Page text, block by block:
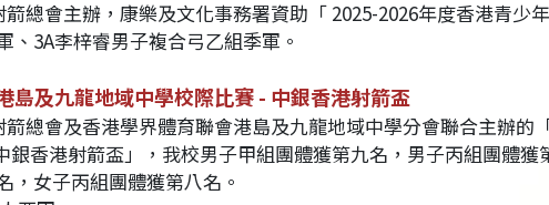
總會主辦，康樂及文化事務署資助「 2025-2026年度香港青少
、3A李梓睿男子複合弓乙組季軍。
及九龍地域中學校際比賽 - 中銀香港射箭盃
總會及香港學界體育聯會港島及九龍地域中學分會聯合主辦的
銀香港射箭盃」，我校男子甲組團體獲第九名，男子丙組團體
，女子丙組團體獲第八名。